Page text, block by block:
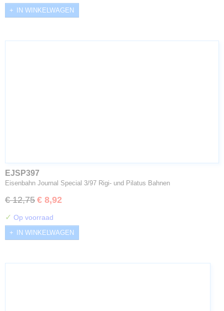
IN WINKELWAGEN
EJSP397
Eisenbahn Journal Special 3/97 Rigi- und Pilatus Bahnen
€ 12,75 € 8,92
✓ Op voorraad
IN WINKELWAGEN